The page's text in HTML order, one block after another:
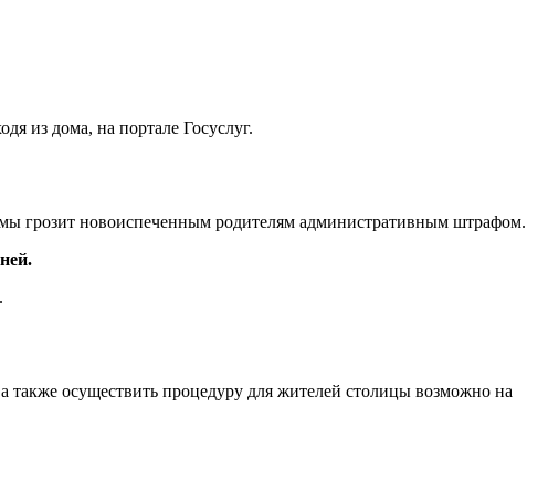
из дома, на портале Госуслуг.
грозит новоиспеченным родителям административным штрафом.
осуществить процедуру для жителей столицы возможно на